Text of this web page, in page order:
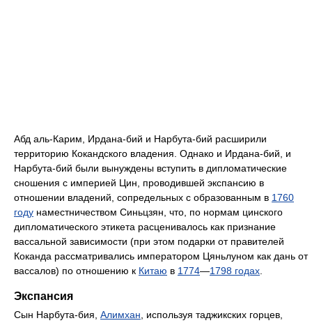
Абд аль-Карим, Ирдана-бий и Нарбута-бий расширили
территорию Кокандского владения. Однако и Ирдана-бий, и
Нарбута-бий были вынуждены вступить в дипломатические
сношения с империей Цин, проводившей экспансию в
отношении владений, сопредельных с образованным в 1760
году наместничеством Синьцзян, что, по нормам цинского
дипломатического этикета расценивалось как признание
вассальной зависимости (при этом подарки от правителей
Коканда рассматривались императором Цяньлуном как дань от
вассалов) по отношению к Китаю в 1774—1798 годах.
Экспансия
Сын Нарбута-бия, Алимхан, используя таджикских горцев,